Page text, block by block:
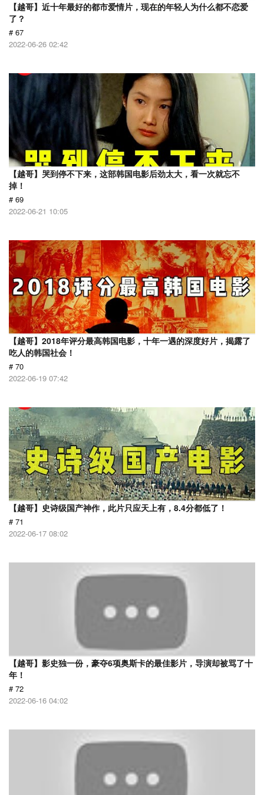
【越哥】近十年最好的都市爱情片，现在的年轻人为什么都不恋爱
了？
# 67
2022-06-26 02:42
【越哥】哭到停不下来，这部韩国电影后劲太大，看一次就忘不
掉！
# 69
2022-06-21 10:05
【越哥】2018年评分最高韩国电影，十年一遇的深度好片，揭露了
吃人的韩国社会！
# 70
2022-06-19 07:42
【越哥】史诗级国产神作，此片只应天上有，8.4分都低了！
# 71
2022-06-17 08:02
【越哥】影史独一份，豪夺6项奥斯卡的最佳影片，导演却被骂了十
年！
# 72
2022-06-16 04:02